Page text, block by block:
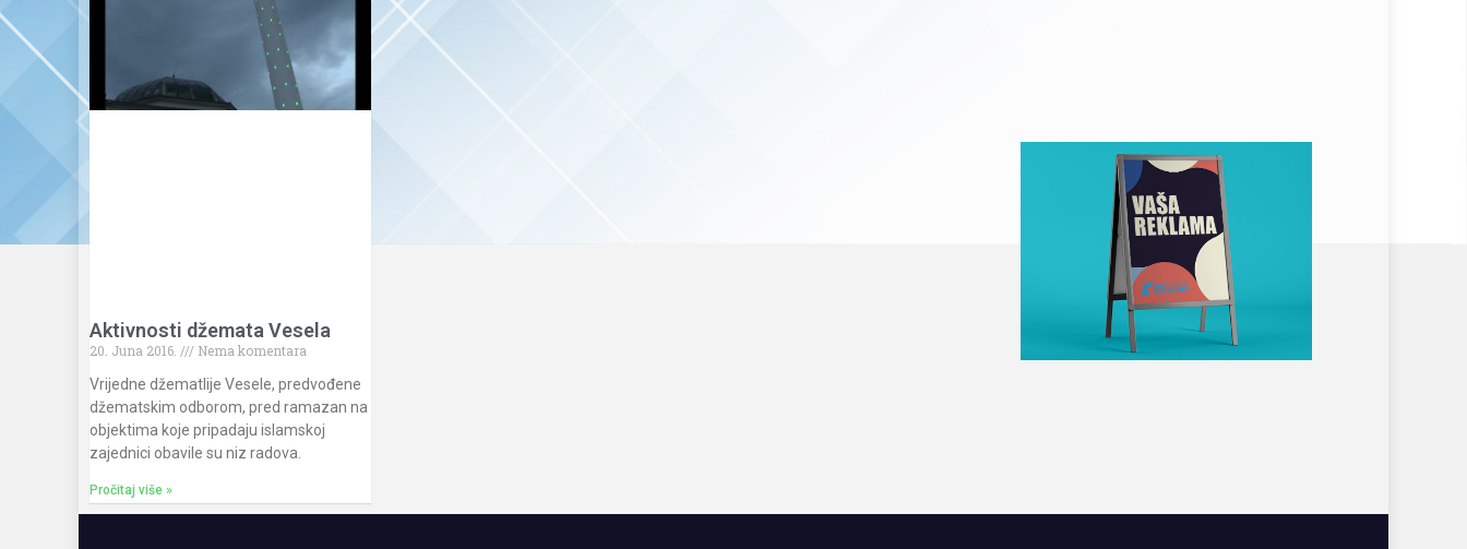
Aktivnosti džemata Vesela
20. Juna 2016.
Nema komentara
Vrijedne džematlije Vesele, predvođene
džematskim odborom, pred ramazan na
objektima koje pripadaju islamskoj
zajednici obavile su niz radova.
Pročitaj više »